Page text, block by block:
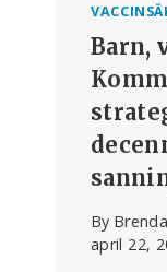
Barn,
By
april 22,